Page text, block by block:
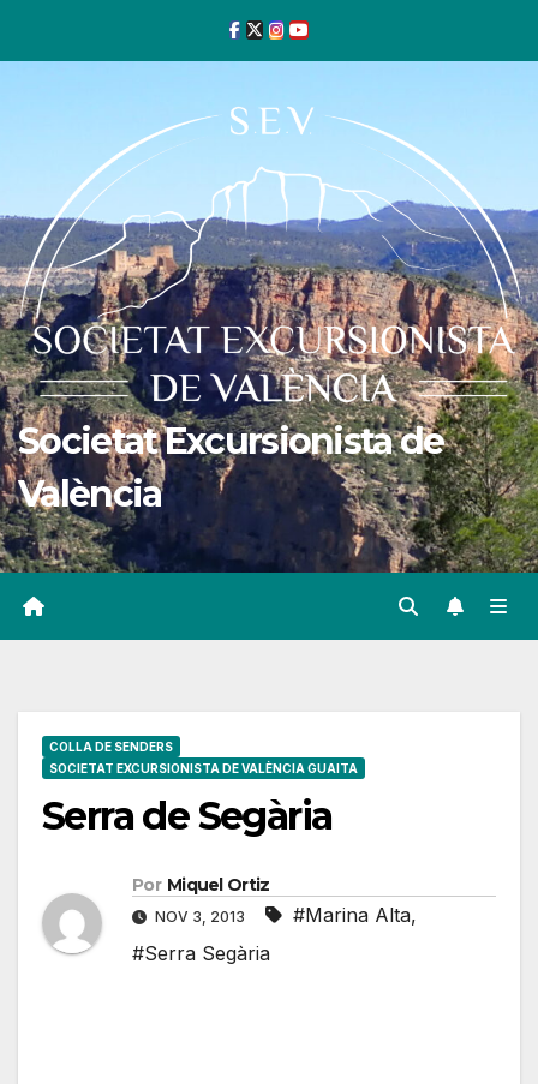
Societat Excursionista de
València
COLLA DE SENDERS
SOCIETAT EXCURSIONISTA DE VALÈNCIA GUAITA
Serra de Segària
Por Miquel Ortiz
NOV 3, 2013 #Marina Alta,
#Serra Segària